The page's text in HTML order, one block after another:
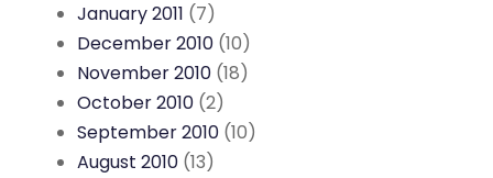
January 2011 (7)
December 2010 (10)
November 2010 (18)
October 2010 (2)
September 2010 (10)
August 2010 (13)